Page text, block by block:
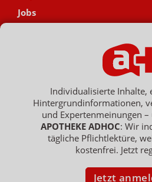
Jobs
Hinweisgebersystem
Vertrag widerrufen
Copyright © 2007 - 2026 , APOTHEKE
Geschäftsführer: Patrick Hollstein, Thomas
Individualisierte Inhalte,
Hintergrundinformationen,
und Expertenmeinungen –
APOTHEKE ADHOC: Wir
tägliche Pflichtlektüre,
kostenfrei. Jetzt
Jetzt